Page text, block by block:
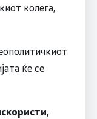
колега,
ќе се